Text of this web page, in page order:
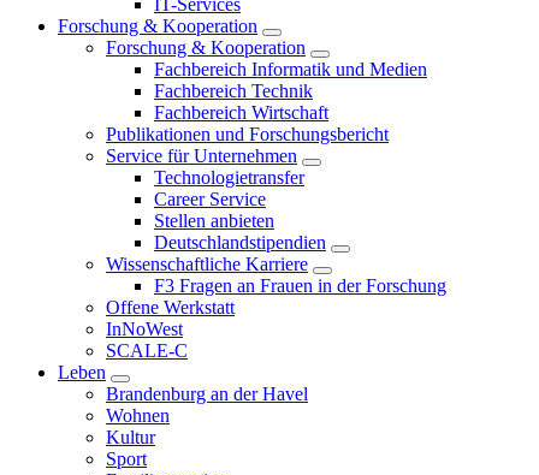
IT-Services
Forschung & Kooperation
Forschung & Kooperation
Fachbereich Informatik und Medien
Fachbereich Technik
Fachbereich Wirtschaft
Publikationen und Forschungsbericht
Service für Unternehmen
Technologietransfer
Career Service
Stellen anbieten
Deutschlandstipendien
Wissenschaftliche Karriere
F3 Fragen an Frauen in der Forschung
Offene Werkstatt
InNoWest
SCALE-C
Leben
Brandenburg an der Havel
Wohnen
Kultur
Sport